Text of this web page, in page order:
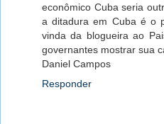
econômico Cuba seria
a ditadura em Cuba é o
vinda da blogueira ao
governantes mostrar sua
Daniel Campos
Responder